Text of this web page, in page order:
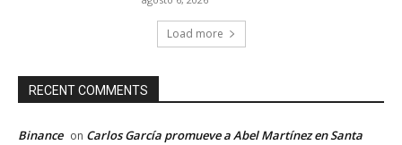
Load more
RECENT COMMENTS
Binance on Carlos García promueve a Abel Martínez en Santa